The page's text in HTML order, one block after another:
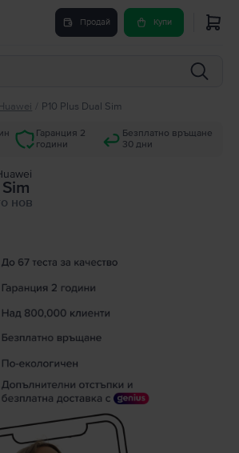
Продай Купи
P10 Plus Dual Sim
Гаранция 2
години
Безплатно връщане
30 дни
нов